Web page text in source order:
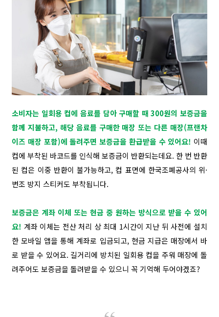
소비자는 일회용 컵에 음료를 담아 구매할 때 300원의 보증금을
함께 지불하고, 해당 음료를 구매한 매장 또는 다른 매장(프랜차
이즈 매장 포함)에 돌려주면 보증금을 환급받을 수 있어요! 이때
컵에 부착된 바코드를 인식해 보증금이 반환되는데요. 한 번 반환
된 컵은 이중 반환이 불가능하고, 컵 표면에 한국조폐공사의 위·
변조 방지 스티커도 부착됩니다.
보증금은 계좌 이체 또는 현금 중 원하는 방식으로 받을 수 있어
요! 계좌 이체는 전산 처리 상 최대 1시간이 지난 뒤 사전에 설치
한 모바일 앱을 통해 계좌로 입금되고, 현금 지급은 매장에서 바
로 받을 수 있어요. 길거리에 방치된 일회용 컵을 주워 매장에 돌
려주어도 보증금을 돌려받을 수 있으니 꼭 기억해 두어야겠죠?